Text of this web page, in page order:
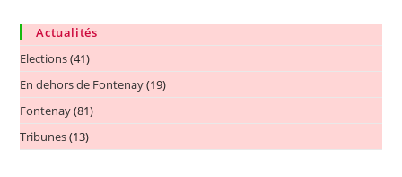
Actualités
Elections(41)
En dehors de Fontenay(19)
Fontenay(81)
Tribunes(13)